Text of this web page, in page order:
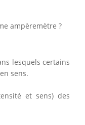
ampèremètre ?
lesquels certains
sens.
et sens) des